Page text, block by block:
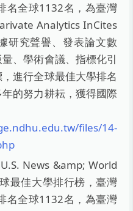
名全球1132名，為臺灣
Analytics InCites
研究聲譽、發表論文數
、學術會議、指標化引
進行全球最佳大學排名
的努力耕耘，獲得國際
files/14-
News &amp; World
最佳大學排行榜，臺灣
名全球1132名，為臺灣